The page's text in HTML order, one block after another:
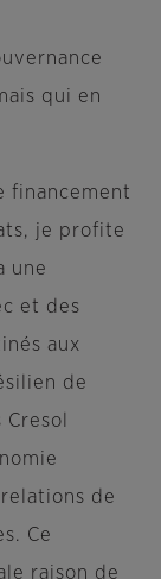
qui en
financement
je profite
une
et des
aux
de
de
Ce
raison de